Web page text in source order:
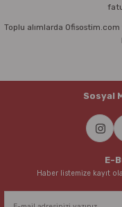
Toplu alımlarda
Sosyal
E-
Haber listemize kayıt